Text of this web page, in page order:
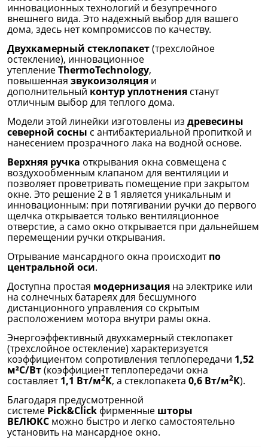
инновационных технологий и безупречного
внешнего вида. Это надежный выбор для вашего
дома, здесь нет компромиссов по качеству.
Двухкамерный стеклопакет(трехслойное
остекление), инновационное
утеплениеThermoTechnology,
повышенная звукоизоляция и
дополнительный контур уплотнения станут
отличным выбор для теплого дома.
Модели этой линейки изготовлены из древесины
северной сосны с антибактериальной пропиткой и
нанесением прозрачного лака на водной основе.
Верхняя ручка открывания окна совмещена с
воздухообменным клапаном для вентиляции и
позволяет проветривать помещение при закрытом
окне. Это решение 2 в 1 является уникальным и
инновационным: при потягивании ручки до первого
щелчка открывается только вентиляционное
отверстие, а само окно открывается при дальнейшем
перемещении ручки открывания.
Отрывание мансардного окна происходитпо
центральной оси.
Доступна простая модернизация на электрике или
на солнечных батареях для бесшумного
дистанционного управления со скрытым
расположением мотора внутри рамы окна.
Энергоэффективный двухкамерный стеклопакет
(трехслойное остекление) характеризуется
коэффициентом сопротивления теплопередачи 1,52
м²С/Вт(коэффициент теплопередачи окна
составляет1,1 Вт/м2K, а стеклопакета 0,6 Вт/м2К).
Благодаря предусмотренной
системеPick&Click фирменные шторы
ВЕЛЮКС можно быстро и легко самостоятельно
установить на мансардное окно.